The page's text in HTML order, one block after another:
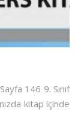
146 9. Sınıf
kitap içinde